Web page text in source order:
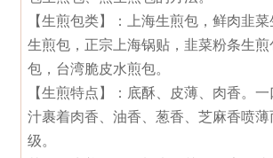
【生煎包类】：上海生煎包，鲜肉韭
生煎包，正宗上海锅贴，韭菜粉条生
包，台湾脆皮水煎包。
【生煎特点】： 底酥、皮薄、肉香。
汁裹着肉香、油香、葱香、芝麻香喷
级。